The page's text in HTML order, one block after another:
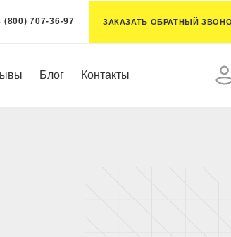
(800) 707-36-97 ЗАКАЗАТЬ ОБРАТНЫЙ
Блог Контакты